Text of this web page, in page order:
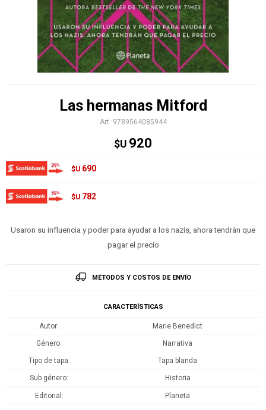
Las hermanas Mitford
9789564085944
$U 920
$U 690
$U 782
Usaron su influencia y poder para ayudar a los nazis, ahora tendrán que
pagar el precio
MÉTODOS Y COSTOS DE ENVÍO
CARACTERÍSTICAS
Autor Marie Benedict
Género Narrativa
Tipo de tapa Tapa blanda
Sub género Historia
Editorial Planeta